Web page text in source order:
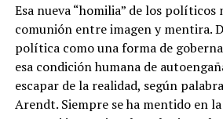
Esa nueva “homilia” de los políticos
comunión entre imagen y mentira.
política como una forma de
esa condición humana de
escapar de la realidad, según
Arendt. Siempre se ha mentido en